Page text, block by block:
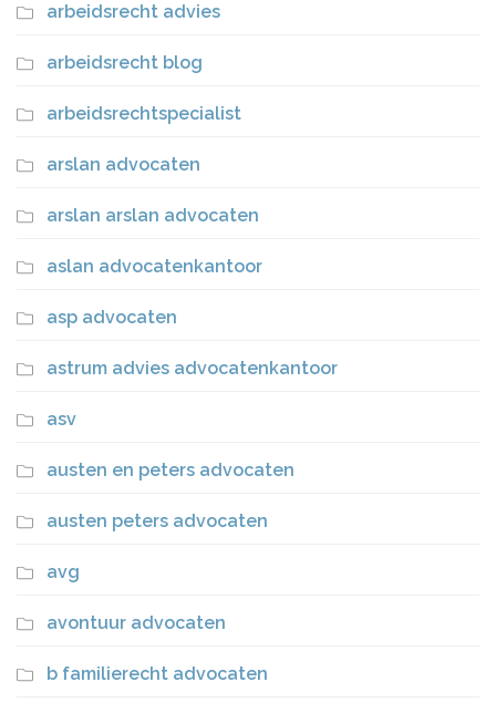
arbeidsrecht advies
arbeidsrecht blog
arbeidsrechtspecialist
arslan advocaten
arslan arslan advocaten
aslan advocatenkantoor
asp advocaten
astrum advies advocatenkantoor
asv
austen en peters advocaten
austen peters advocaten
avg
avontuur advocaten
b familierecht advocaten